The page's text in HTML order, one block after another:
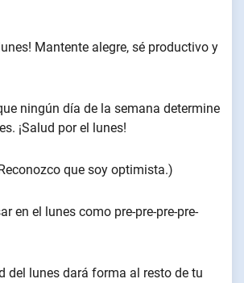
Mantente alegre, sé productivo y
ningún día de la semana determine
¡Salud por el lunes!
que soy optimista.)
en el lunes como pre-pre-pre-pre-
del lunes dará forma al resto de tu